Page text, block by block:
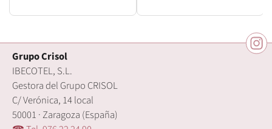
Grupo Crisol
IBECOTEL, S.L.
Gestora del Grupo CRISOL
C/ Verónica, 14 local
50001 · Zaragoza (España)